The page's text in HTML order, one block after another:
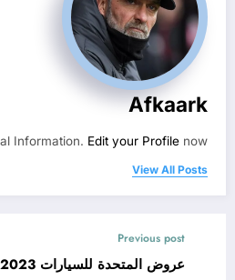
Afkaark
Information. Edit your Profile now.
View All Posts
Previous post
عروض المتحدة للسيارات 2023